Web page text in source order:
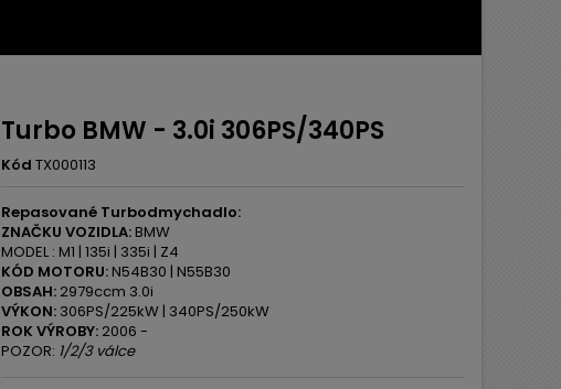
Turbo BMW - 3.0i 306PS/340PS
Kód TX000113
Repasované Turbodmychadlo:
ZNAČKU VOZIDLA:BMW
MODEL : M1 | 135i | 335i | Z4
KÓD MOTORU:N54B30 | N55B30
OBSAH: 2979ccm 3.0i
VÝKON: 306PS/225kW | 340PS/250kW
ROK VÝROBY: 2006 -
POZOR: 1/2/3 válce